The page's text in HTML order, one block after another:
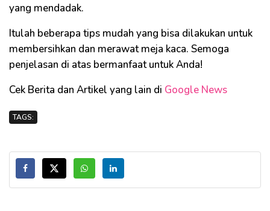
yang mendadak.
Itulah beberapa tips mudah yang bisa dilakukan untuk
membersihkan dan merawat meja kaca. Semoga
penjelasan di atas bermanfaat untuk Anda!
Cek Berita dan Artikel yang lain di Google News
TAGS: